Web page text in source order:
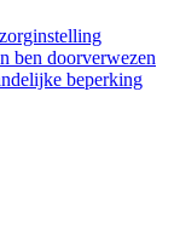
ben doorverwezen
beperking